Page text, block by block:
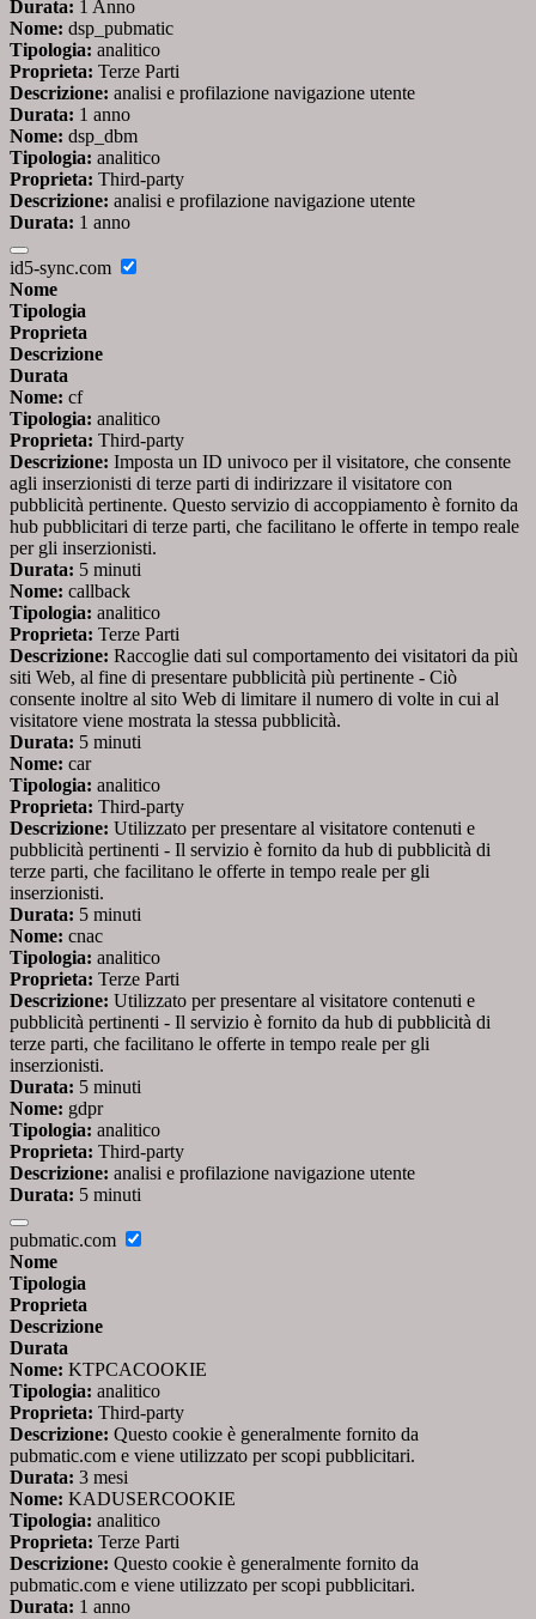
Durata: 1 Anno
Nome: dsp_pubmatic
Tipologia: analitico
Proprieta: Terze Parti
Descrizione: analisi e profilazione navigazione utente
Durata: 1 anno
Nome: dsp_dbm
Tipologia: analitico
Proprieta: Third-party
Descrizione: analisi e profilazione navigazione utente
Durata: 1 anno
id5-sync.com
Nome
Tipologia
Proprieta
Descrizione
Durata
Nome: cf
Tipologia: analitico
Proprieta: Third-party
Descrizione: Imposta un ID univoco per il visitatore, che consente
agli inserzionisti di terze parti di indirizzare il visitatore con
pubblicità pertinente. Questo servizio di accoppiamento è fornito da
hub pubblicitari di terze parti, che facilitano le offerte in tempo reale
per gli inserzionisti.
Durata: 5 minuti
Nome: callback
Tipologia: analitico
Proprieta: Terze Parti
Descrizione: Raccoglie dati sul comportamento dei visitatori da più
siti Web, al fine di presentare pubblicità più pertinente - Ciò
consente inoltre al sito Web di limitare il numero di volte in cui al
visitatore viene mostrata la stessa pubblicità.
Durata: 5 minuti
Nome: car
Tipologia: analitico
Proprieta: Third-party
Descrizione: Utilizzato per presentare al visitatore contenuti e
pubblicità pertinenti - Il servizio è fornito da hub di pubblicità di
terze parti, che facilitano le offerte in tempo reale per gli
inserzionisti.
Durata: 5 minuti
Nome: cnac
Tipologia: analitico
Proprieta: Terze Parti
Descrizione: Utilizzato per presentare al visitatore contenuti e
pubblicità pertinenti - Il servizio è fornito da hub di pubblicità di
terze parti, che facilitano le offerte in tempo reale per gli
inserzionisti.
Durata: 5 minuti
Nome: gdpr
Tipologia: analitico
Proprieta: Third-party
Descrizione: analisi e profilazione navigazione utente
Durata: 5 minuti
pubmatic.com
Nome
Tipologia
Proprieta
Descrizione
Durata
Nome: KTPCACOOKIE
Tipologia: analitico
Proprieta: Third-party
Descrizione: Questo cookie è generalmente fornito da
pubmatic.com e viene utilizzato per scopi pubblicitari.
Durata: 3 mesi
Nome: KADUSERCOOKIE
Tipologia: analitico
Proprieta: Terze Parti
Descrizione: Questo cookie è generalmente fornito da
pubmatic.com e viene utilizzato per scopi pubblicitari.
Durata: 1 anno